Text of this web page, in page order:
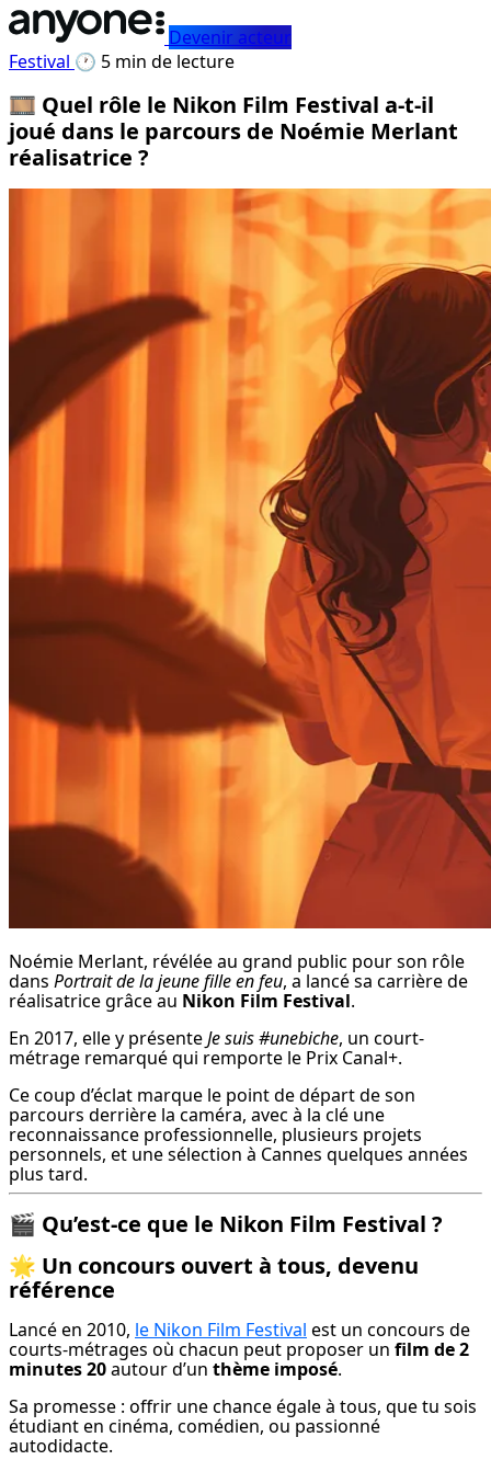
Devenir acteur
Festival 🕐 5 min de lecture
🎞️ Quel rôle le Nikon Film Festival a-t-il
joué dans le parcours de Noémie Merlant
réalisatrice ?
Noémie Merlant, révélée au grand public pour son rôle
dans Portrait de la jeune fille en feu, a lancé sa carrière de
réalisatrice grâce au Nikon Film Festival.
En 2017, elle y présente Je suis #unebiche, un court-
métrage remarqué qui remporte le Prix Canal+.
Ce coup d’éclat marque le point de départ de son
parcours derrière la caméra, avec à la clé une
reconnaissance professionnelle, plusieurs projets
personnels, et une sélection à Cannes quelques années
plus tard.
🎬 Qu’est-ce que le Nikon Film Festival ?
🌟 Un concours ouvert à tous, devenu
référence
Lancé en 2010, le Nikon Film Festival est un concours de
courts-métrages où chacun peut proposer un film de 2
minutes 20 autour d’un thème imposé.
Sa promesse : offrir une chance égale à tous, que tu sois
étudiant en cinéma, comédien, ou passionné
autodidacte.